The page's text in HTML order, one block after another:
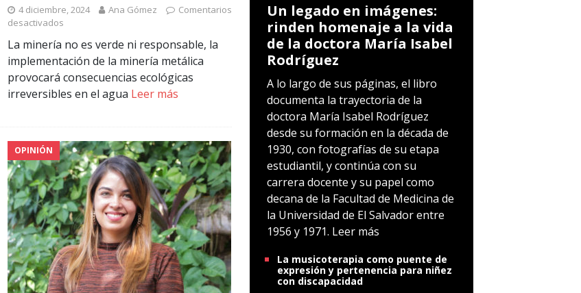
4 diciembre, 2024 Ana Gómez
Comentarios
desactivados
La minería no es verde ni responsable, la
implementación de la minería metálica
provocará consecuencias ecológicas
irreversibles en el agua Leer más
OPINIÓN
Un legado en imágenes:
rinden homenaje a la vida
de la doctora María Isabel
Rodríguez
A lo largo de sus páginas, el libro
documenta la trayectoria de la
doctora María Isabel Rodríguez
desde su formación en la década de
1930, con fotografías de su etapa
estudiantil, y continúa con su
carrera docente y su papel como
decana de la Facultad de Medicina de
la Universidad de El Salvador entre
1956 y 1971. Leer más
La musicoterapia como puente de
expresión y pertenencia para niñez
con discapacidad